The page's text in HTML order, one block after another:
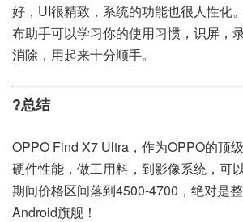
好，UI很精致，系统的功能也很人性化
布助手可以学习你的使用习惯，识屏，
消除，用起来十分顺手。
?总结
OPPO Find X7 Ultra，作为OPPO的顶
硬件性能，做工用料，到影像系统，可
期间价格区间落到4500-4700，绝对是
Android旗舰！